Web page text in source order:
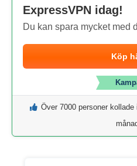
ExpressVPN idag!
Du kan spara mycket med
Köp
Över 7000 personer